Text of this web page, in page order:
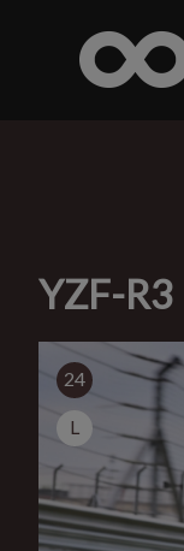
YZF-R3
24
L